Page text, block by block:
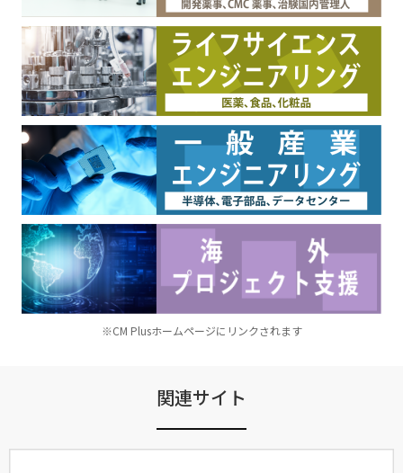
※CM Plusホームページにリンクされます
関連サイト